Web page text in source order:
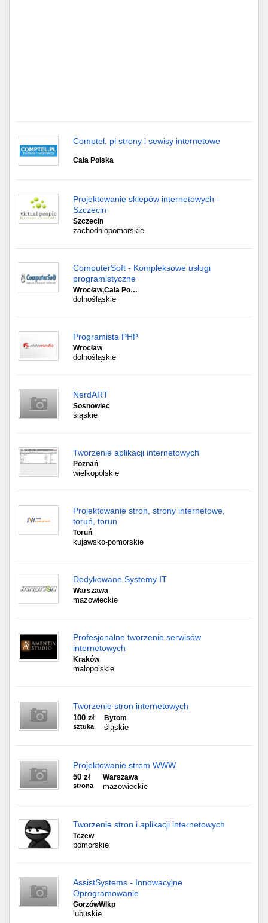
Comptel. pl strony i sewisy internetowe
Cała Polska
Projektowanie sklepów internetowych -
Szczecin
Szczecin
zachodniopomorskie
ComputerSoft - Kompleksowe usługi
programistyczne
Wrocław,Cała Po…
dolnośląskie
Programista PHP
Wrocław
dolnośląskie
NerdART
Sosnowiec
śląskie
Tworzenie aplikacji internetowych
Poznań
wielkopolskie
Projektowanie stron, strony internetowe,
toruń, torun
Toruń
kujawsko-pomorskie
Dedykowane Systemy IT
Warszawa
mazowieckie
Profesjonalne tworzenie serwisów
internetowych
Kraków
małopolskie
Tworzenie stron internetowych
100 zł
sztuka
Bytom
śląskie
Projektowanie strom WWW
50 zł
strona
Warszawa
mazowieckie
Tworzenie stron i aplikacji internetowych
Tczew
pomorskie
AssistSystems - Innowacyjne
Oprogramowanie
GorzówWlkp
lubuskie